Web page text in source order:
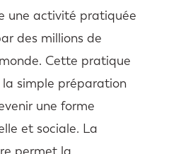
une activité pratiquée
des millions de
Cette pratique
la simple préparation
une forme
et sociale. La